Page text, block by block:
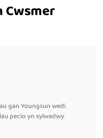
gan Youngsun wedi
pecio yn sylwadwy.